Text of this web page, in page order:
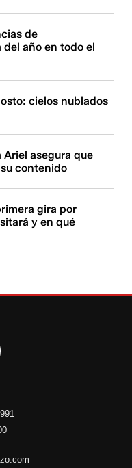
de
año en todo el
cielos nublados
asegura que
contenido
gira por
y en qué